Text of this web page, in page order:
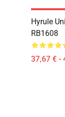
Hyrule
RB1608
37,67 € -